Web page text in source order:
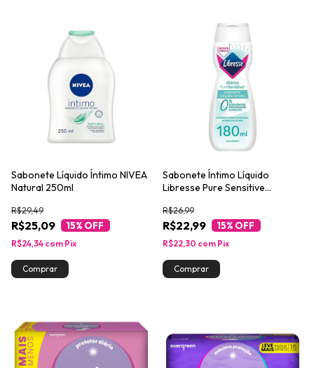
Sabonete Líquido Íntimo NIVEA
Natural 250ml
R$25,09
R$29,49
15% OFF
R$24,34 com Pix
Sabonete Íntimo Líquido
Libresse Pure Sensitive
R$22,99
R$26,99
15% OFF
R$22,30 com Pix